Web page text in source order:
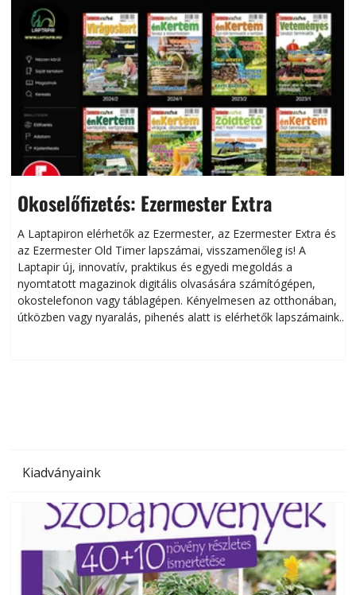
Okoselőfizetés: Ezermester Extra
A Laptapiron elérhetők az Ezermester, az Ezermester Extra és
az Ezermester Old Timer lapszámai, visszamenőleg is! A
Laptapir új, innovatív, praktikus és egyedi megoldás a
nyomtatott magazinok digitális olvasására számítógépen,
okostelefonon vagy táblagépen. Kényelmesen az otthonában,
útközben vagy nyaralás, pihenés alatt is elérhetők lapszámaink.
Kiadványaink